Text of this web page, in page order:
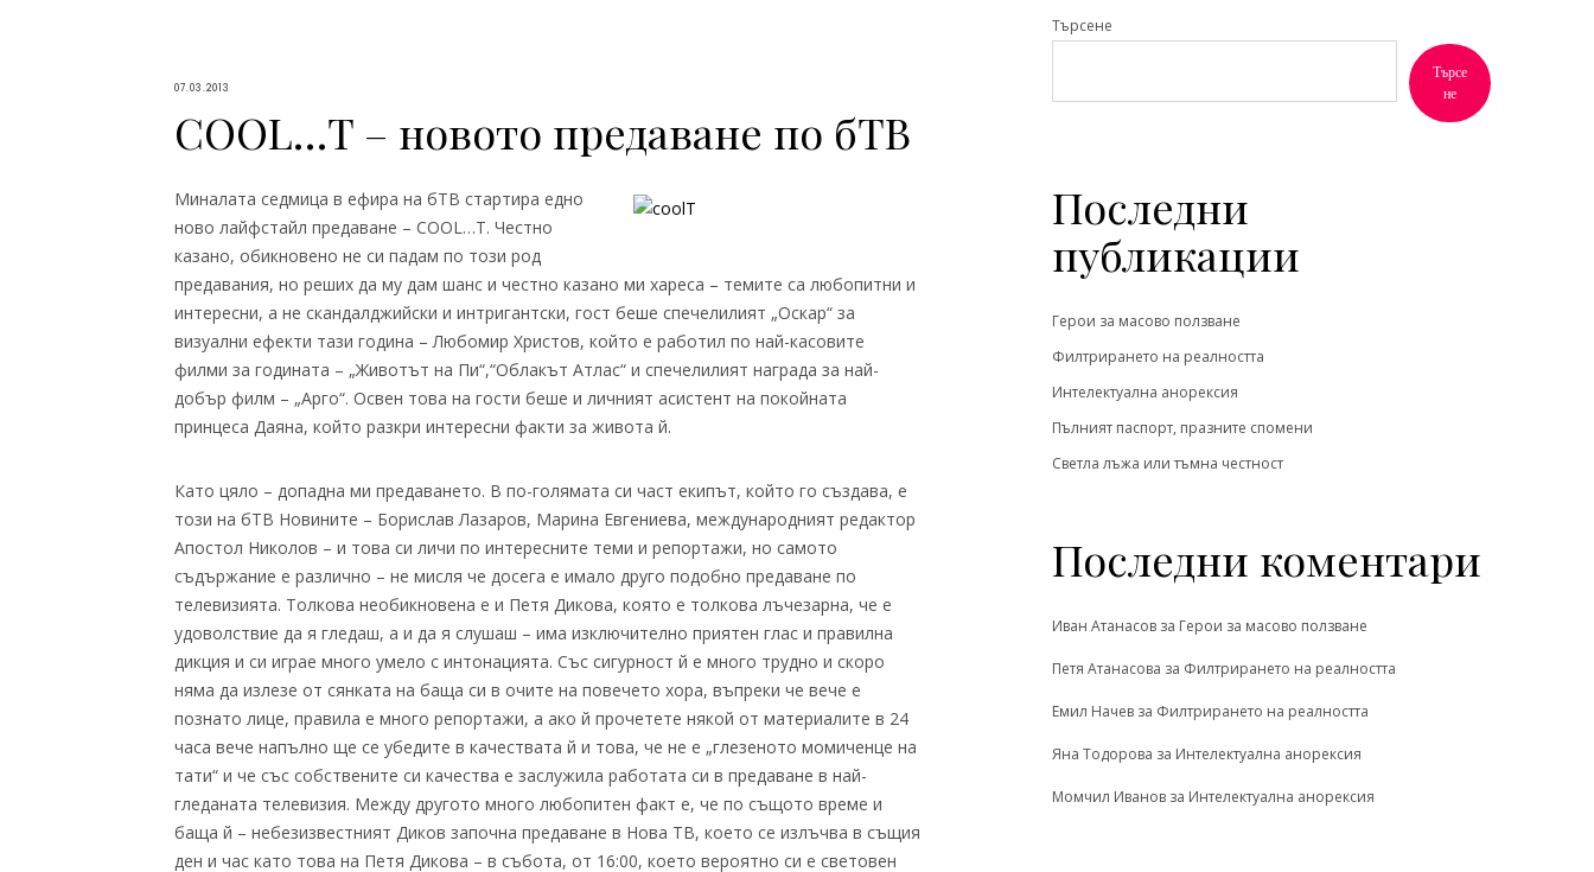
07.03.2013
CООL…T – новото предаване по бТВ
Миналата седмица в ефира на бТВ стартира едно
ново лайфстайл предаване – COOL…T. Честно
казано, обикновено не си падам по този род
предавания, но реших да му дам шанс и честно казано ми хареса – темите са любопитни и
интересни, а не скандалджийски и интригантски, гост беше спечелилият „Оскар“ за
визуални ефекти тази година – Любомир Христов, който е работил по най-касовите
филми за годината – „Животът на Пи“,“Облакът Атлас“ и спечелилият награда за най-
добър филм – „Арго“. Освен това на гости беше и личният асистент на покойната
принцеса Даяна, който разкри интересни факти за живота й.
Като цяло – допадна ми предаването. В по-голямата си част екипът, който го създава, е
този на бТВ Новините – Борислав Лазаров, Марина Евгениева, международният редактор
Апостол Николов – и това си личи по интересните теми и репортажи, но самото
съдържание е различно – не мисля че досега е имало друго подобно предаване по
телевизията. Толкова необикновена е и Петя Дикова, която е толкова лъчезарна, че е
удоволствие да я гледаш, а и да я слушаш – има изключително приятен глас и правилна
дикция и си играе много умело с интонацията. Със сигурност й е много трудно и скоро
няма да излезе от сянката на баща си в очите на повечето хора, въпреки че вече е
познато лице, правила е много репортажи, а ако й прочетете някой от материалите в 24
часа вече напълно ще се убедите в качествата й и това, че не е „глезеното момиченце на
тати“ и че със собствените си качества е заслужила работата си в предаване в най-
гледаната телевизия. Между другото много любопитен факт е, че по същото време и
баща й – небезизвестният Диков започна предаване в Нова ТВ, което се излъчва в същия
ден и час като това на Петя Дикова – в събота, от 16:00, което вероятно си е световен
Търсене
Търсе
не
Последни
публикации
Герои за масово ползване
Филтрирането на реалността
Интелектуална анорексия
Пълният паспорт, празните спомени
Светла лъжа или тъмна честност
Последни коментари
Иван Атанасов за Герои за масово ползване
Петя Атанасова за Филтрирането на реалността
Емил Начев за Филтрирането на реалността
Яна Тодорова за Интелектуална анорексия
Момчил Иванов за Интелектуална анорексия